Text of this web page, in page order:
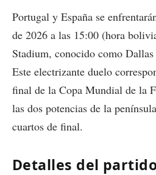
Portugal y España se
de 2026 a las 15:00 (hora
Stadium, conocido como
Este electrizante duelo
final de la Copa Mundial de la
las dos potencias de la
cuartos de final.
Detalles del